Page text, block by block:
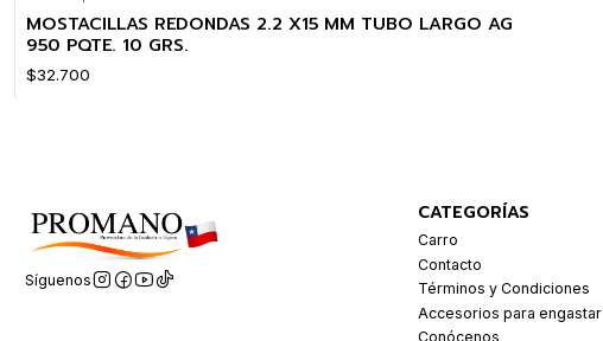
MOSTACILLAS REDONDAS 2.2 X15 MM TUBO LARGO AG
950 PQTE. 10 GRS.
$32.700
Síguenos
CATEGORÍAS
Carro
Contacto
Términos y Condiciones
Accesorios para engastar
Conócenos